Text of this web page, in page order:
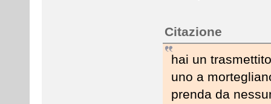
Citazione
hai un
uno a
prenda da